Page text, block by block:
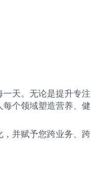
天。无论是提升专注
个领域塑造营养、健
并赋予您跨业务、跨